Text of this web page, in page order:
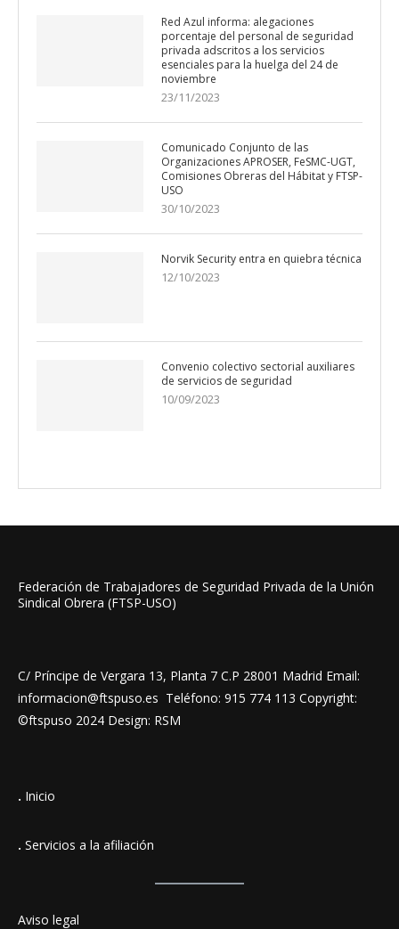
Red Azul informa: alegaciones
porcentaje del personal de seguridad
privada adscritos a los servicios
esenciales para la huelga del 24 de
noviembre
23/11/2023
Comunicado Conjunto de las
Organizaciones APROSER, FeSMC-UGT,
Comisiones Obreras del Hábitat y FTSP-
USO
30/10/2023
Norvik Security entra en quiebra técnica
12/10/2023
Convenio colectivo sectorial auxiliares
de servicios de seguridad
10/09/2023
Federación de Trabajadores de Seguridad Privada de la Unión
Sindical Obrera (FTSP-USO)
C/ Príncipe de Vergara 13, Planta 7 C.P 28001 Madrid Email:
informacion@ftspuso.es Teléfono: 915 774 113 Copyright:
©ftspuso 2024 Design: RSM
. Inicio
. Servicios a la afiliación
Aviso legal